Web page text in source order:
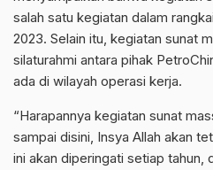
salah satu kegiatan dalam
2023. Selain itu, kegiatan sunat
silaturahmi antara pihak
ada di wilayah operasi kerja.
“Harapannya kegiatan sunat
sampai disini, Insya Allah akan
ini akan diperingati setiap tahun,